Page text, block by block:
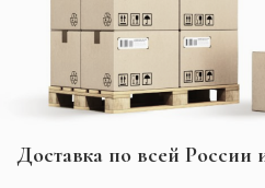
Доставка по всей